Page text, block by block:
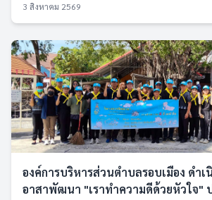
3 สิงหาคม 2569
องค์การบริหารส่วนตำบลรอบเมือง ดำเ
อาสาพัฒนา "เราทำความดีด้วยหัวใจ"